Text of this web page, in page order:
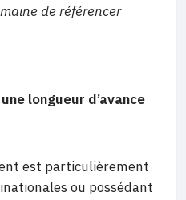
de référencer
longueur d’avance
est particulièrement
ou possédant